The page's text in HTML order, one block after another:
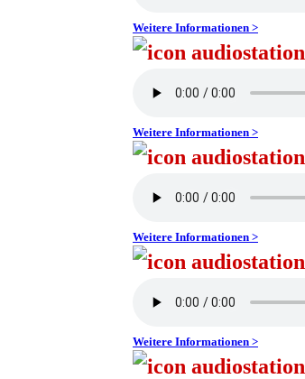
Weitere Informationen >
Weitere Informationen >
Weitere Informationen >
Weitere Informationen >